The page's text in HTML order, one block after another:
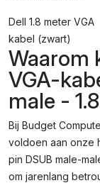
Dell 1.8 meter VGA
kabel (zwart)
Waarom
VGA-
male -
Bij Budget
voldoen aan onze
pin DSUB male-
om jarenlang